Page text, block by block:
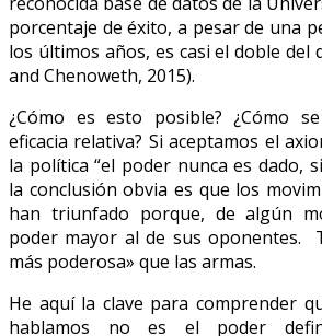
porcentaje de éxito, a pesar de una
los últimos años, es casi el doble del
and Chenoweth, 2015).
¿Cómo es esto posible? ¿Cómo
eficacia relativa? Si aceptamos el
la política “el poder nunca es dado,
la conclusión obvia es que los
han triunfado porque, de algún
poder mayor al de sus oponentes.
más poderosa» que las armas.
He aquí la clave para comprender
hablamos no es el poder